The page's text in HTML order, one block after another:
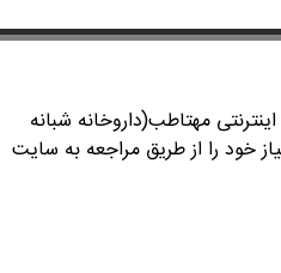
مهتاطب(داروخانه شبانه
خود را از طریق مراجعه به سایت